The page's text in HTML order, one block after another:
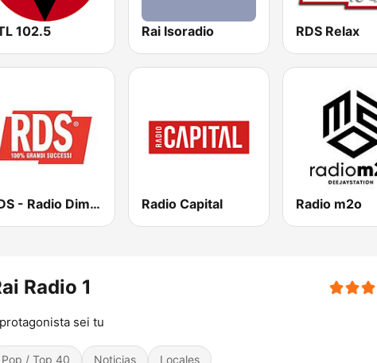
102.5 Rai Isoradio RDS Relax
RDS - Radio Dimensione Suono Radio Capital Radio m2o
Radio 1
sei tu
Pop / Top 40 Noticias Locales